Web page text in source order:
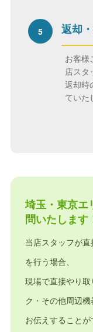
5 返却
お客様
店スタ
返却時
ていた
埼玉・東京エ
問いたします
当店スタッフが
を行う場合、
現場で直接やり
ク・その他周辺
お伝えすること